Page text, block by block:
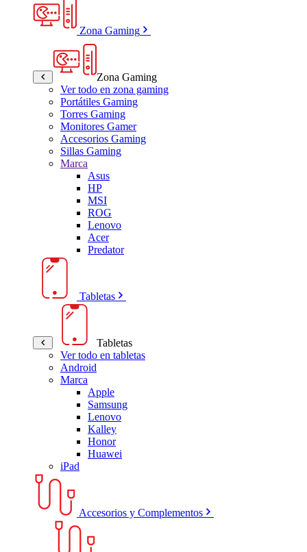
Zona Gaming
Zona Gaming
Ver todo en zona gaming
Portátiles Gaming
Torres Gaming
Monitores Gamer
Accesorios Gaming
Sillas Gaming
Marca
Asus
HP
MSI
ROG
Lenovo
Acer
Predator
Tabletas
Tabletas
Ver todo en tabletas
Android
Marca
Apple
Samsung
Lenovo
Kalley
Honor
Huawei
iPad
Accesorios y Complementos